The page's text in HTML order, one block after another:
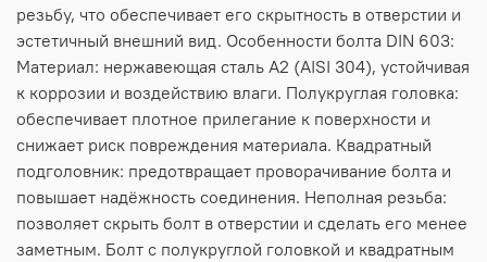
резьбу, что обеспечивает его скрытность в отверстии и
эстетичный внешний вид. Особенности болта DIN 603:
Материал: нержавеющая сталь А2 (AISI 304), устойчивая
к коррозии и воздействию влаги. Полукруглая головка:
обеспечивает плотное прилегание к поверхности и
снижает риск повреждения материала. Квадратный
подголовник: предотвращает проворачивание болта и
повышает надёжность соединения. Неполная резьба:
позволяет скрыть болт в отверстии и сделать его менее
заметным. Болт с полукруглой головкой и квадратным